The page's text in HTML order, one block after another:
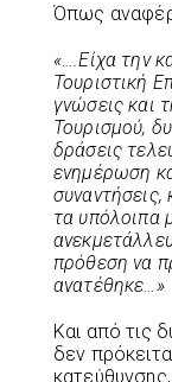
Όπως
«….Είχα την
Τουριστική
γνώσεις και
Τουρισμού,
δράσεις
ενημέρωση
τα υπόλοιπα
πρόθεση να
ανατέθηκε…»
Και από τις
δεν